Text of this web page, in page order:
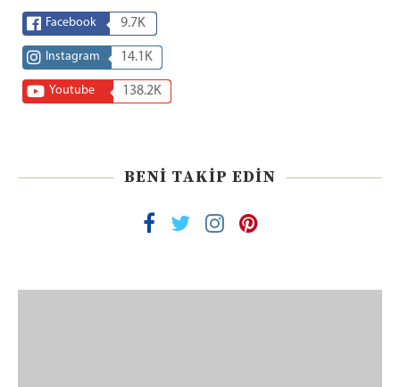
Facebook 9.7K
Instagram 14.1K
Youtube 138.2K
BENI TAKIP EDIN